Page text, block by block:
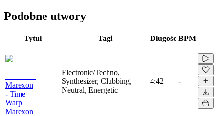
Podobne utwory
Tytuł Tagi Długość BPM
Marexon
- Time
Warp
Marexon
Electronic/Techno,
Synthesizer, Clubbing,
Neutral, Energetic
4:42 -